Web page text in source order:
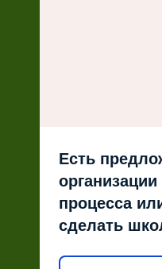
Есть
организации
процесса
сделать